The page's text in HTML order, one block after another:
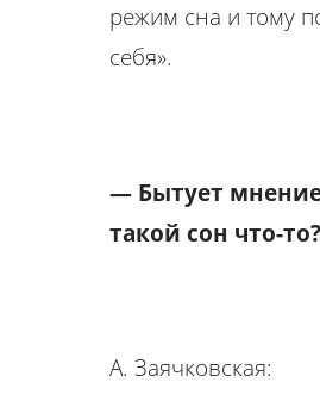
режим сна и тому
себя».
— Бытует
такой сон что-то?
А. Заячковская: